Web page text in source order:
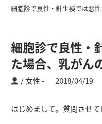
細胞診で良性・針生検では悪
細胞診で良性・
た場合、乳がん
/ 女性 2018/04/19
はじめまして。質問させて